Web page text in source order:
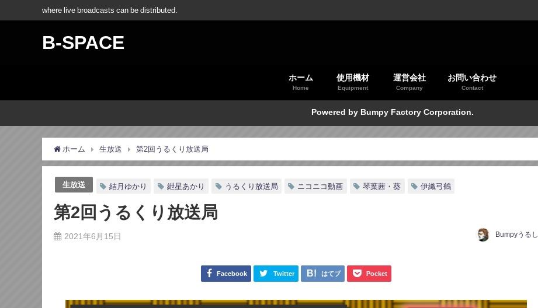
where live broadcasts can be distributed.
B-SPACE
ホーム
Home
使用機材
Equipment
運営会社
Company
お問い合わせ
Contact
Powered by Bumpy Factory Corporation.
ホーム 生放送 第2回うるくり放送局
生放送 結月ゆかり 紲星あかり うるくり放送局 ニコニコ動画 琴葉茜・葵 伊織弓鶴
第2回うるくり放送局
2021年6月15日 Bumpyうるし
Facebook Twitter はてブ Pocket